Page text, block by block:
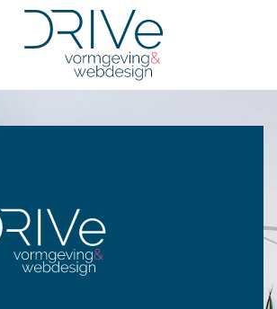
de inhoud gaan